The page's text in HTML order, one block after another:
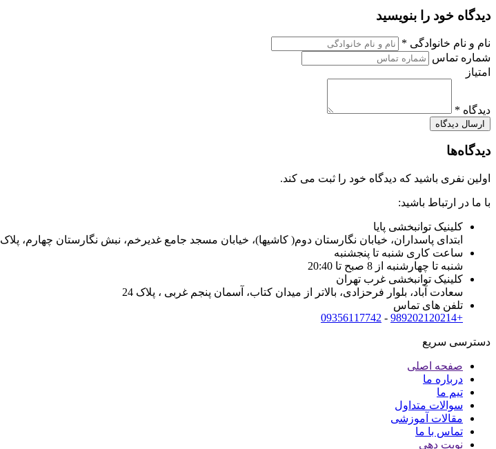
دیدگاه خود را بنویسید
نام و نام خانوادگی *
شماره تماس
امتیاز
دیدگاه *
دیدگاه‌ها
اولین نفری باشید که دیدگاه خود را ثبت می کند.
با ما در ارتباط باشید:
کلینیک توانبخشی پایا
ابتدای پاسداران، خیابان نگارستان دوم( کاشیها)، خیابان مسجد جامع غدیرخم، نبش نگارستان چهارم، پلاک 11
ساعت کاری شنبه تا پنجشنبه
شنبه تا چهارشنبه از 8 صبح تا 20:40
کلینیک توانبخشی غرب تهران
سعادت آباد، بلوار فرحزادی، بالاتر از میدان کتاب، آسمان پنجم غربی ، پلاک 24
تلفن های تماس
+989202120214
-
09356117742
دسترسی سریع
صفحه اصلی
درباره ما
تیم ما
سوالات متداول
مقالات آموزشی
تماس با ما
نوبت دهی